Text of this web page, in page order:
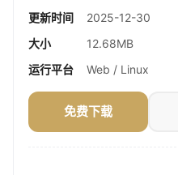
更新时间
2025-12-30
大小
12.68MB
运行平台
Web / Linux
免费下载